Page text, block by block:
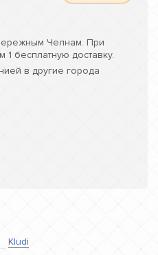
Челнам. При
1 бесплатную доставку.
в другие города
Kludi